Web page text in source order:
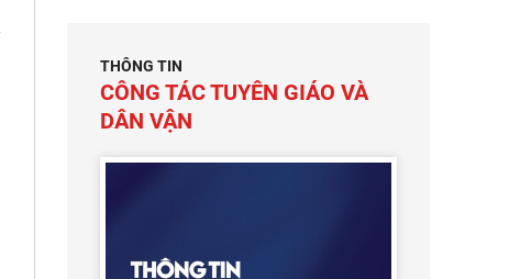
THÔNG TIN
CÔNG TÁC TUYÊN GIÁO VÀ
DÂN VẬN